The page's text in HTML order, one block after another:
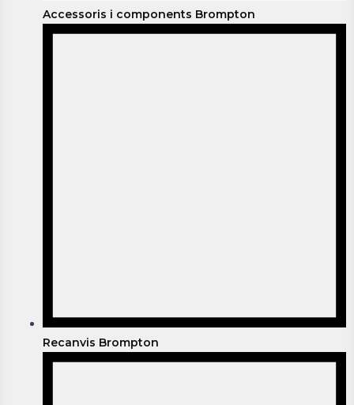
Accessoris i components Brompton
Recanvis Brompton